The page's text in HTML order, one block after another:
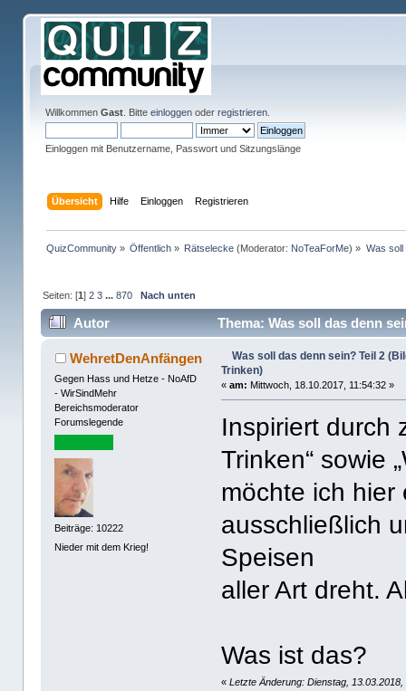
Willkommen Gast. Bitte einloggenoder registrieren.
Einloggen mit Benutzername, Passwort und Sitzungslänge
Übersicht Hilfe Einloggen Registrieren
QuizCommunity» Öffentlich » Rätselecke (Moderator: NoTeaForMe) » Was soll
Seiten: [1] 2 3 ... 870 Nach unten
Autor Thema: Was soll das denn
WehretDenAnfängen
Gegen Hass und Hetze - NoAfD
- WirSindMehr
Bereichsmoderator
Forumslegende
Beiträge: 10222
Nieder mit dem Krieg!
Was soll das denn sein? Teil 2
Trinken)
«am: Mittwoch, 18.10.2017, 11:54:32 »
Inspiriert durch
Trinken“ sowie
möchte ich hier
ausschließlich
Speisen
aller Art dreht.
Was ist das?
«Letzte Änderung: Dienstag,